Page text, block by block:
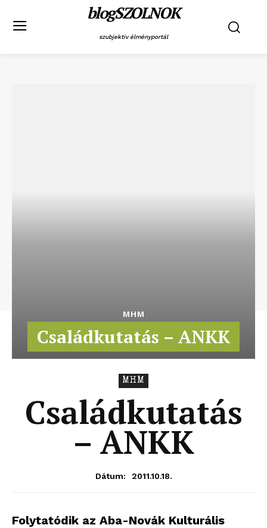
blogSZOLNOK
szubjektív élményportál
MHM
Családkutatás – ANKK
MHM
Családkutatás
– ANKK
Dátum: 2011.10.18.
Folytatódik az Aba-Novák Kulturális